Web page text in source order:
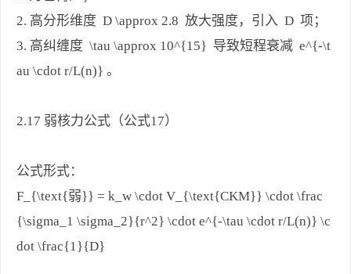
2. 高分形维度 D \approx 2.8 放大强度，引入 D 项；
3. 高纠缠度 \tau \approx 10^{15} 导致短程衰减 e^{-\t
au \cdot r/L(n)} 。
2.17 弱核力公式（公式17）
公式形式：
F_{\text{弱}} = k_w \cdot V_{\text{CKM}} \cdot \frac
{\sigma_1 \sigma_2}{r^2} \cdot e^{-\tau \cdot r/L(n)} \c
dot \frac{1}{D}